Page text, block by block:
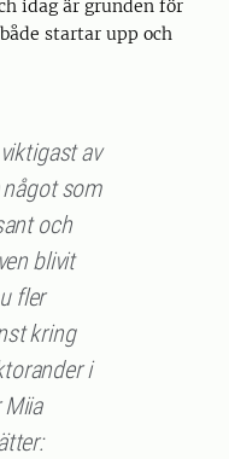
idag är grunden för
startar upp och
av
som
och
blivit
fler
kring
i